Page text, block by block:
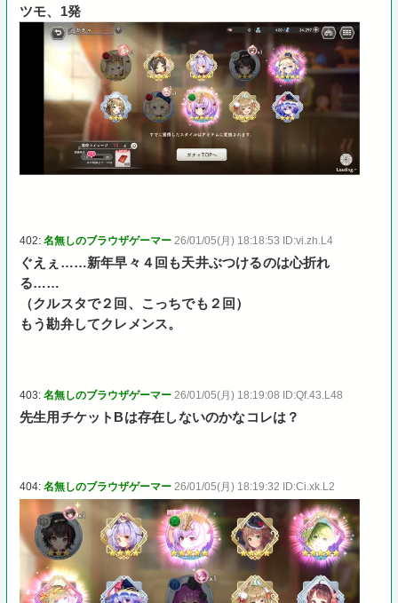
ツモ、1発
402:名無しのブラウザゲーマー 26/01/05(月) 18:18:53 ID:vi.zh.L4
ぐえぇ……新年早々４回も天井ぶつけるのは心折れ
る……
（クルスタで２回、こっちでも２回）
もう勘弁してクレメンス。
403:名無しのブラウザゲーマー 26/01/05(月) 18:19:08 ID:Qf.43.L48
先生用チケットBは存在しないのかなコレは？
404:名無しのブラウザゲーマー 26/01/05(月) 18:19:32 ID:Ci.xk.L2